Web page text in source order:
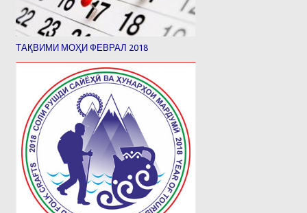
ТАҚВИМИ МОҲИ ФЕВРАЛ 2018